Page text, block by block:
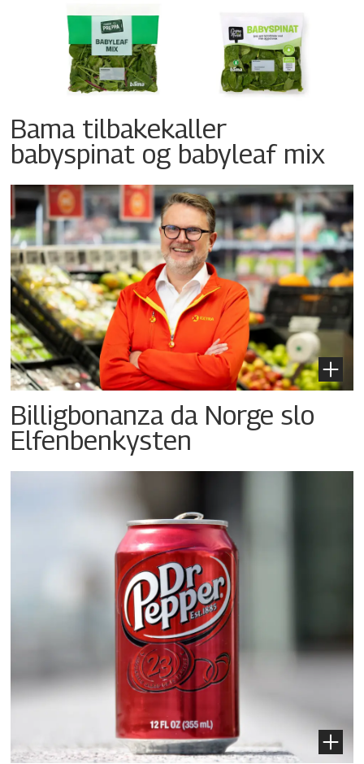
Bama tilbakekaller
babyspinat og babyleaf mix
Billigbonanza da Norge slo
Elfenbenkysten